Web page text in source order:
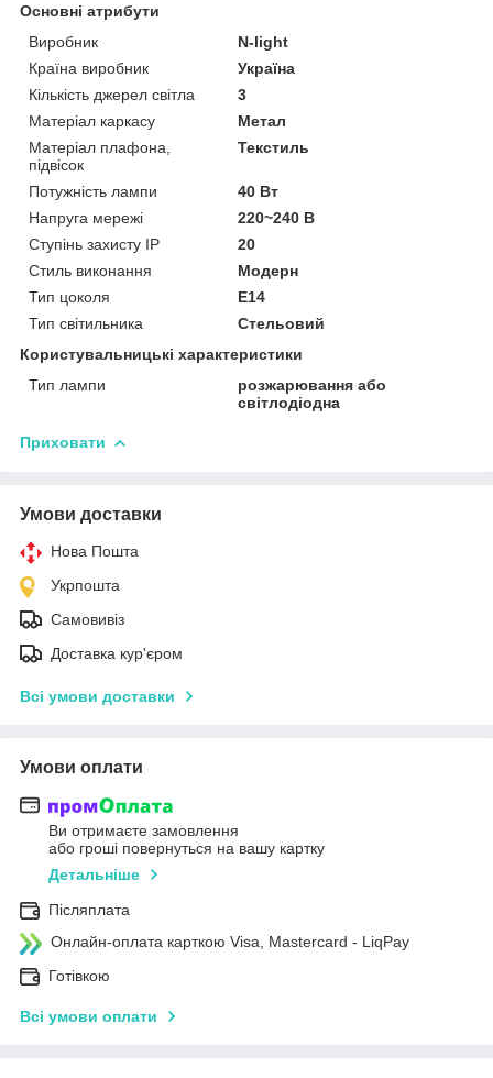
Основні атрибути
Виробник
N-light
Країна виробник
Україна
Кількість джерел світла
3
Матеріал каркасу
Метал
Матеріал плафона,
підвісок
Текстиль
Потужність лампи
40 Вт
Напруга мережі
220~240 В
Ступінь захисту IP
20
Стиль виконання
Модерн
Тип цоколя
E14
Тип світильника
Стельовий
Користувальницькі характеристики
Тип лампи
розжарювання або
світлодіодна
Приховати
Умови доставки
Нова Пошта
Укрпошта
Самовивіз
Доставка кур'єром
Всі умови доставки
Умови оплати
Ви отримаєте замовлення
або гроші повернуться на вашу картку
Детальніше
Післяплата
Онлайн-оплата карткою Visa, Mastercard - LiqPay
Готівкою
Всі умови оплати